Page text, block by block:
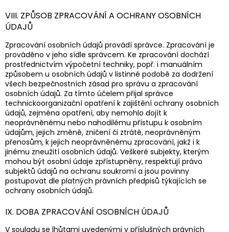
VIII. ZPŮSOB ZPRACOVÁNÍ A OCHRANY OSOBNÍCH
ÚDAJŮ
Zpracování osobních údajů provádí správce. Zpracování je
prováděno v jeho sídle správcem. Ke zpracování dochází
prostřednictvím výpočetní techniky, popř. i manuálním
způsobem u osobních údajů v listinné podobě za dodržení
všech bezpečnostních zásad pro správu a zpracování
osobních údajů. Za tímto účelem přijal správce
technickoorganizační opatření k zajištění ochrany osobních
údajů, zejména opatření, aby nemohlo dojít k
neoprávněnému nebo nahodilému přístupu k osobním
údajům, jejich změně, zničení či ztrátě, neoprávněným
přenosům, k jejich neoprávněnému zpracování, jakž i k
jinému zneužití osobních údajů. Veškeré subjekty, kterým
mohou být osobní údaje zpřístupněny, respektují právo
subjektů údajů na ochranu soukromí a jsou povinny
postupovat dle platných právních předpisů týkajících se
ochrany osobních údajů.
IX. DOBA ZPRACOVÁNÍ OSOBNÍCH ÚDAJŮ
V souladu se lhůtami uvedenými v příslušných právních